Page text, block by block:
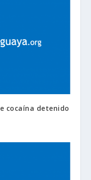
cocaína detenido